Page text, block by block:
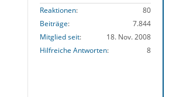
Reaktionen
80
Beiträge
7.844
Mitglied seit
18. Nov. 2008
Hilfreiche Antworten
8